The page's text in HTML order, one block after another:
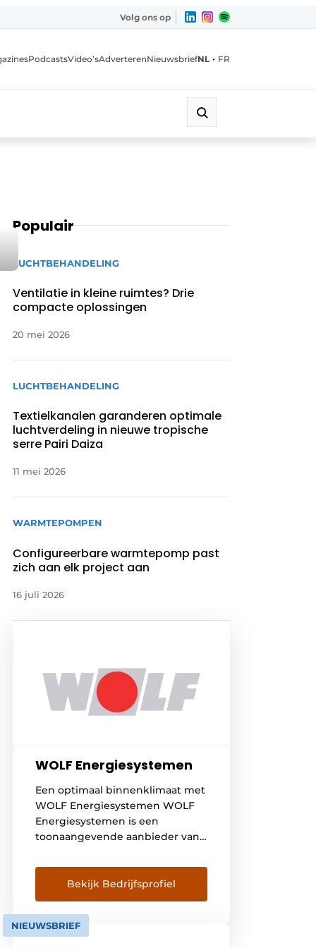
Volg ons op
PodcastsVideo’sAdverterenNieuwsbriefNL • FR
Populair
LUCHTBEHANDELING
Ventilatie in kleine ruimtes? Drie
compacte oplossingen
20 mei 2026
LUCHTBEHANDELING
Textielkanalen garanderen optimale
luchtverdeling in nieuwe tropische
serre Pairi Daiza
11 mei 2026
WARMTEPOMPEN
Configureerbare warmtepomp past
zich aan elk project aan
16 juli 2026
WOLF Energiesystemen
Een optimaal binnenklimaat met
WOLF Energiesystemen WOLF
Energiesystemen is een
toonaangevende aanbieder van
klimaatoplossingen. De
innovatieve concepten richten
zich op luchtbehandeling,
ventilatie en koeling. WOLF is
uitgegroeid tot een koploper in
Bekijk Bedrijfsprofiel
NIEUWSBRIEF